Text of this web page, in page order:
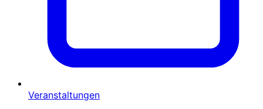
Veranstaltungen